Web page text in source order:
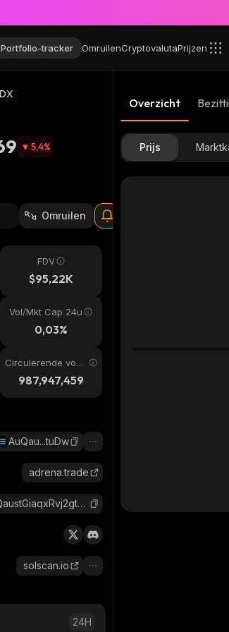
Portfolio-tracker OmruilenCryptovalutaPrijzen
5,4%
Omruilen
FDV
$95,22K
Vol/Mkt Cap 24u
0,03%
Circulerende voor
raad987,947,459
AuQau...tuDw
adrena.trade
AuQaustGiaqxRvj2gtCdrd22PBzTn8kM3kEPEkZCtuDw_solana
solscan.io
24H
Overzicht
Prijs